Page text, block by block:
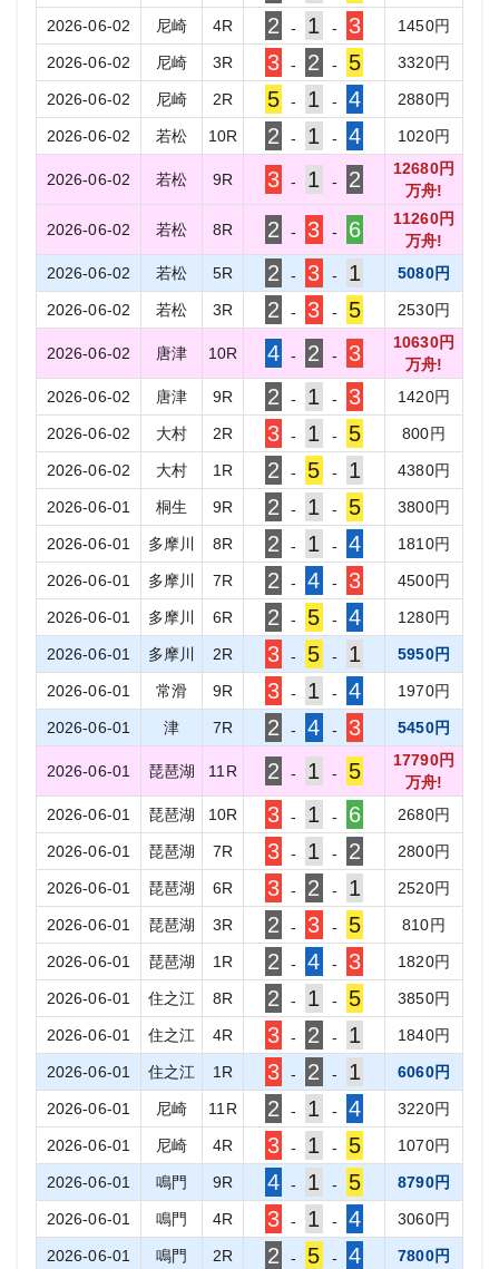
2026-06-02 尼崎 4R 2 - 1 - 3 1450円
2026-06-02 尼崎 3R 3 - 2 - 5 3320円
2026-06-02 尼崎 2R 5 - 1 - 4 2880円
2026-06-02 若松 10R 2 - 1 - 4 1020円
2026-06-02 若松 9R 3 - 1 - 2 12680円
万舟!
2026-06-02 若松 8R 2 - 3 - 6 11260円
万舟!
2026-06-02
若松 5R 2 - 3 - 1 5080円
2026-06-02 若松 3R 2 - 3 - 5 2530円
2026-06-02 唐津 10R 4 - 2 - 3 10630円
万舟!
2026-06-02
唐津 9R 2 - 1 - 3 1420円
2026-06-02 大村 2R 3 - 1 - 5 800円
2026-06-02 大村 1 R 2 - 5 - 1 4380円
2026-06-01 桐生 9R 2 - 1 - 5 3800円
2026-06-01 多摩川 8R 2 - 1 - 4 1810円
2026-06-01 多摩川 7R 2 - 4 - 3 4500円
2026-06-01 多摩川 6R 2 - 5 - 4 1280円
2026-06-01 多摩川 2R 3 - 5 - 1 5950円
2026-06-01 常滑 9R 3 - 1 - 4 1970円
2026-06-01 津 7R 2 - 4 - 3 5450円
2026-06-01 琵琶湖 11 R 2 - 1 - 5 17790円
万舟!
2026-06-01
琵琶湖 10R 3 - 1 - 6 2680円
2026-06-01 琵琶湖 7R 3 - 1 - 2 2800円
2026-06-01 琵琶湖 6R 3 - 2 - 1 2520円
2026-06-01 琵琶湖 3R 2 - 3 - 5 810円
2026-06-01 琵琶湖 1 R 2 - 4 - 3 1820円
2026-06-01 住之江 8R 2 - 1 - 5 3850円
2026-06-01 住之江 4R 3 - 2 - 1 1840円
2026-06-01 住之江 1 R 3 - 2 - 1 6060円
2026-06-01 尼崎 11 R 2 - 1 - 4 3220円
2026-06-01 尼崎 4R 3 - 1 - 5 1070円
2026-06-01 鳴門 9R 4 - 1 - 5 8790円
2026-06-01 鳴門 4R 3 - 1 - 4 3060円
2026-06-01 鳴門 2R 2 - 5 - 4 7800円